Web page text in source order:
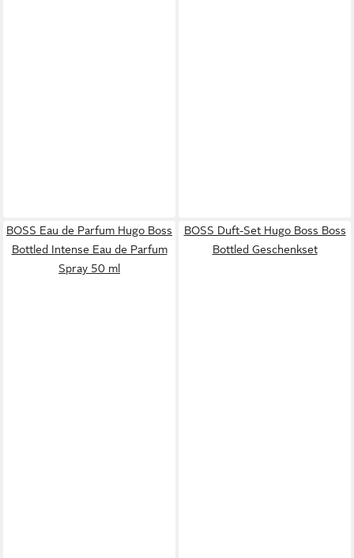
BOSS Eau de Parfum Hugo Boss
Bottled Intense Eau de Parfum
Spray 50 ml
BOSS Duft-Set Hugo Boss Boss
Bottled Geschenkset